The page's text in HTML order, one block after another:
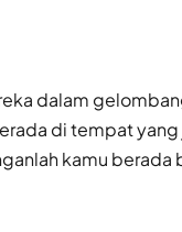
dalam
di tempat
kamu